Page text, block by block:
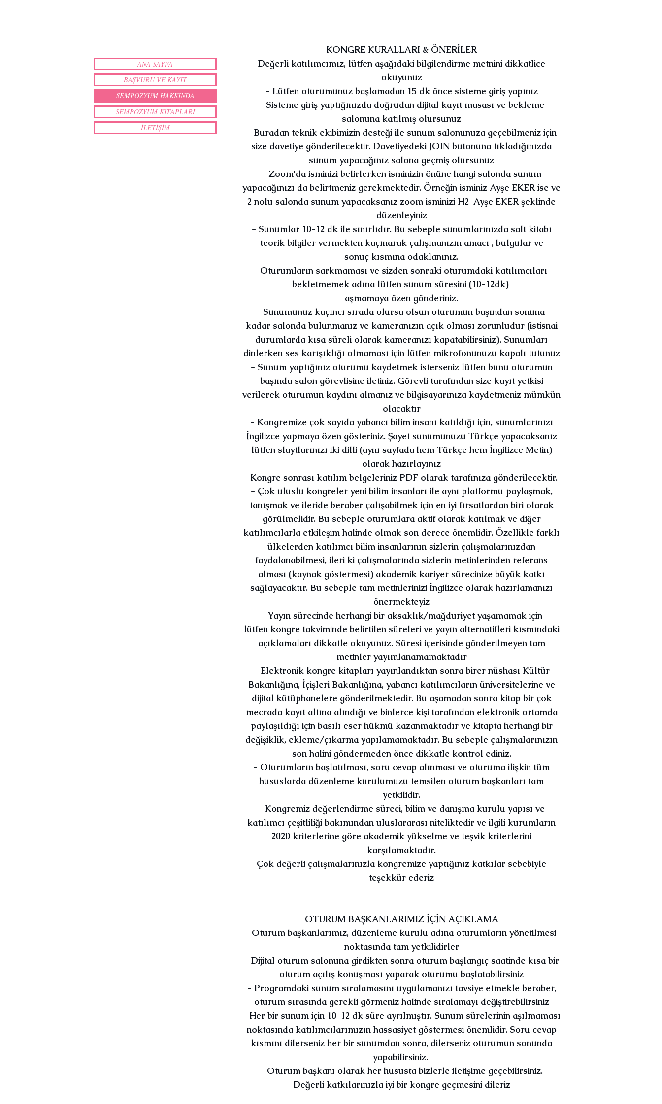
ANA SAYFA
BAŞVURU VE KAYIT
SEMPOZYUM HAKKINDA
SEMPOZYUM KİTAPLARI
İLETİŞİM
KONGRE KURALLARI & ÖNERİLER
Değerli katılımcımız, lütfen aşağıdaki bilgilendirme metnini dikkatlice
okuyunuz
- Lütfen oturumunuz başlamadan 15 dk önce sisteme giriş yapınız
- Sisteme giriş yaptığınızda doğrudan dijital kayıt masası ve bekleme
salonuna katılmış olursunuz
- Buradan teknik ekibimizin desteği ile sunum salonunuza geçebilmeniz için
size davetiye gönderilecektir. Davetiyedeki JOIN butonuna tıkladığınızda
sunum yapacağınız salona geçmiş olursunuz
- Zoom'da isminizi belirlerken isminizin önüne hangi salonda sunum
yapacağınızı da belirtmeniz gerekmektedir. Örneğin isminiz Ayşe EKER ise ve
2 nolu salonda sunum yapacaksanız zoom isminizi H2-Ayşe EKER şeklinde
düzenleyiniz
- Sunumlar 10-12 dk ile sınırlıdır. Bu sebeple sunumlarınızda salt kitabı
teorik bilgiler vermekten kaçınarak çalışmanızın amacı , bulgular ve
sonuç kısmına odaklanınız.
-Oturumların sarkmaması ve sizden sonraki oturumdaki katılımcıları
bekletmemek adına lütfen sunum süresini (10-12dk)
aşmamaya özen gönderiniz.
-Sunumunuz kaçıncı sırada olursa olsun oturumun başından sonuna
kadar salonda bulunmanız ve kameranızın açık olması zorunludur (istisnai
durumlarda kısa süreli olarak kameranızı kapatabilirsiniz). Sunumları
dinlerken ses karışıklığı olmaması için lütfen mikrofonunuzu kapalı tutunuz
- Sunum yaptığınız oturumu kaydetmek isterseniz lütfen bunu oturumun
başında salon görevlisine iletiniz. Görevli tarafından size kayıt yetkisi
verilerek oturumun kaydını almanız ve bilgisayarınıza kaydetmeniz mümkün
olacaktır
- Kongremize çok sayıda yabancı bilim insanı katıldığı için, sunumlarınızı
İngilizce yapmaya özen gösteriniz. Şayet sunumunuzu Türkçe yapacaksanız
lütfen slaytlarınızı iki dilli (aynı sayfada hem Türkçe hem İngilizce Metin)
olarak hazırlayınız
- Kongre sonrası katılım belgeleriniz PDF olarak tarafınıza gönderilecektir.
- Çok uluslu kongreler yeni bilim insanları ile aynı platformu paylaşmak,
tanışmak ve ileride beraber çalışabilmek için en iyi fırsatlardan biri olarak
görülmelidir. Bu sebeple oturumlara aktif olarak katılmak ve diğer
katılımcılarla etkileşim halinde olmak son derece önemlidir. Özellikle farklı
ülkelerden katılımcı bilim insanlarının sizlerin çalışmalarınızdan
faydalanabilmesi, ileri ki çalışmalarında sizlerin metinlerinden referans
alması (kaynak göstermesi) akademik kariyer sürecinize büyük katkı
sağlayacaktır. Bu sebeple tam metinlerinizi İngilizce olarak hazırlamanızı
önermekteyiz
- Yayın sürecinde herhangi bir aksaklık/mağduriyet yaşamamak için
lütfen kongre takviminde belirtilen süreleri ve yayın alternatifleri kısmındaki
açıklamaları dikkatle okuyunuz. Süresi içerisinde gönderilmeyen tam
metinler yayımlanamamaktadır
- Elektronik kongre kitapları yayınlandıktan sonra birer nüshası Kültür
Bakanlığına, İçişleri Bakanlığına, yabancı katılımcıların üniversitelerine ve
dijital kütüphanelere gönderilmektedir. Bu aşamadan sonra kitap bir çok
mecrada kayıt altına alındığı ve binlerce kişi tarafından elektronik ortamda
paylaşıldığı için basılı eser hükmü kazanmaktadır ve kitapta herhangi bir
değişiklik, ekleme/çıkarma yapılamamaktadır. Bu sebeple çalışmalarınızın
son halini göndermeden önce dikkatle kontrol ediniz.
- Oturumların başlatılması, soru cevap alınması ve oturuma ilişkin tüm
hususlarda düzenleme kurulumuzu temsilen oturum başkanları tam
yetkilidir.
- Kongremiz değerlendirme süreci, bilim ve danışma kurulu yapısı ve
katılımcı çeşitliliği bakımından uluslararası niteliktedir ve ilgili kurumların
2020 kriterlerine göre akademik yükselme ve teşvik kriterlerini
karşılamaktadır.
Çok değerli çalışmalarınızla kongremize yaptığınız katkılar sebebiyle
teşekkür ederiz
OTURUM BAŞKANLARIMIZ İÇİN AÇIKLAMA
-Oturum başkanlarımız, düzenleme kurulu adına oturumların yönetilmesi
noktasında tam yetkilidirler
- Dijital oturum salonuna girdikten sonra oturum başlangıç saatinde kısa bir
oturum açılış konuşması yaparak oturumu başlatabilirsiniz
- Programdaki sunum sıralamasını uygulamanızı tavsiye etmekle beraber,
oturum sırasında gerekli görmeniz halinde sıralamayı değiştirebilirsiniz
- Her bir sunum için 10-12 dk süre ayrılmıştır. Sunum sürelerinin aşılmaması
noktasında katılımcılarımızın hassasiyet göstermesi önemlidir. Soru cevap
kısmını dilerseniz her bir sunumdan sonra, dilerseniz oturumun sonunda
yapabilirsiniz.
- Oturum başkanı olarak her hususta bizlerle iletişime geçebilirsiniz.
Değerli katkılarınızla iyi bir kongre geçmesini dileriz